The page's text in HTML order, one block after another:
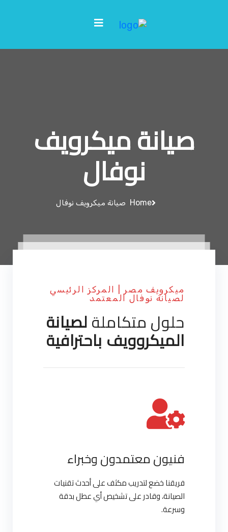
صيانة ميكرويف
نوفال
Home صيانة ميكرويف نوفال
ميكرويف مصر | المركز الرئيسي
لصيانة نوفال المعتمد
حلول متكاملةلصيانة
الميكروويف باحترافية
فنيون معتمدون وخبراء
فريقنا خضع لتدريب مكثف على أحدث تقنيات
الصيانة، وقادر على تشخيص أي عطل بدقة
وسرعة.